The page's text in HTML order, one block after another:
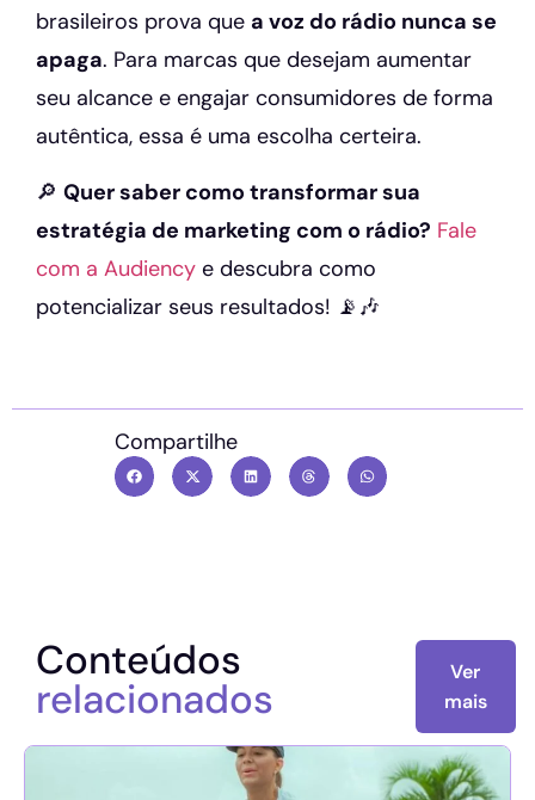
brasileiros prova que a voz do rádio nunca se
apaga. Para marcas que desejam aumentar
seu alcance e engajar consumidores de forma
autêntica, essa é uma escolha certeira.
🔎 Quer saber como transformar sua
estratégia de marketing com o rádio? Fale
com a Audiency e descubra como
potencializar seus resultados! 📡🎶
Compartilhe
Conteúdos
relacionados
Ver
mais